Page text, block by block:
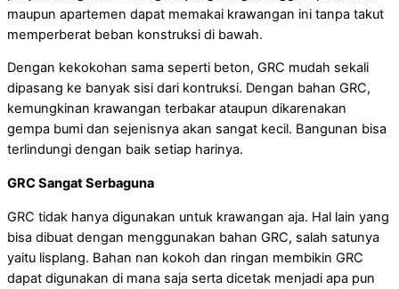
maupun apartemen dapat memakai krawangan ini tanpa takut
memperberat beban konstruksi di bawah.
Dengan kekokohan sama seperti beton, GRC mudah sekali
dipasang ke banyak sisi dari kontruksi. Dengan bahan GRC,
kemungkinan krawangan terbakar ataupun dikarenakan
gempa bumi dan sejenisnya akan sangat kecil. Bangunan bisa
terlindungi dengan baik setiap harinya.
GRC Sangat Serbaguna
GRC tidak hanya digunakan untuk krawangan aja. Hal lain yang
bisa dibuat dengan menggunakan bahan GRC, salah satunya
yaitu lisplang. Bahan nan kokoh dan ringan membikin GRC
dapat digunakan di mana saja serta dicetak menjadi apa pun